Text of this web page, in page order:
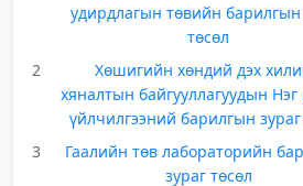
удирдлагын төвийн барилгын
төсөл
2
Хөшигийн хөндий дэх
хяналтын байгууллагуудын Нэг
үйлчилгээний барилгын зураг
3
Гаалийн төв лабораторийн
зураг төсөл